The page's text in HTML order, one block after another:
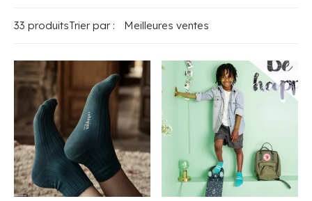
33 produitsTrier par :